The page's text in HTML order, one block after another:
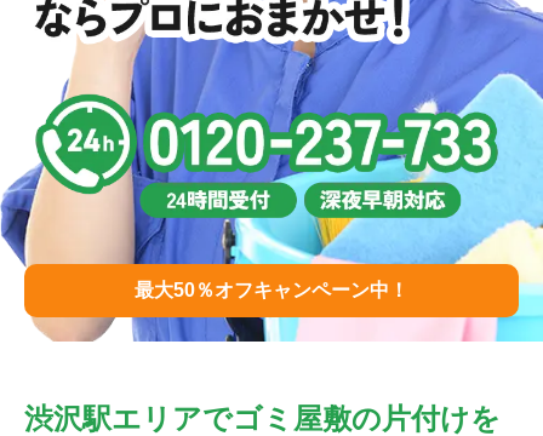
最大50％オフキャンペーン中！
渋沢駅エリアでゴミ屋敷の片付けを